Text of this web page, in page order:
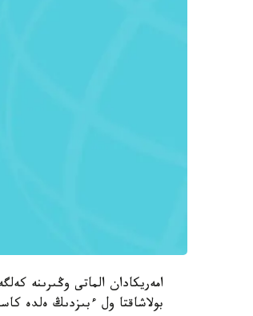
امەريكادان الماتى وڭىرىنە
بولاشاقتا ول ءبىزدىڭ ەلدە